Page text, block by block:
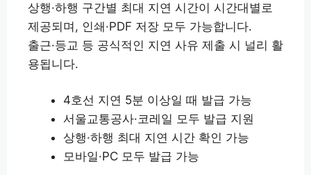
상행·하행 구간별 최대 지연 시간이 시간대별로
제공되며, 인쇄·PDF 저장 모두 가능합니다.
출근·등교 등 공식적인 지연 사유 제출 시 널리 활
용됩니다.
4호선 지연 5분 이상일 때 발급 가능
서울교통공사·코레일 모두 발급 지원
상행·하행 최대 지연 시간 확인 가능
모바일·PC 모두 발급 가능